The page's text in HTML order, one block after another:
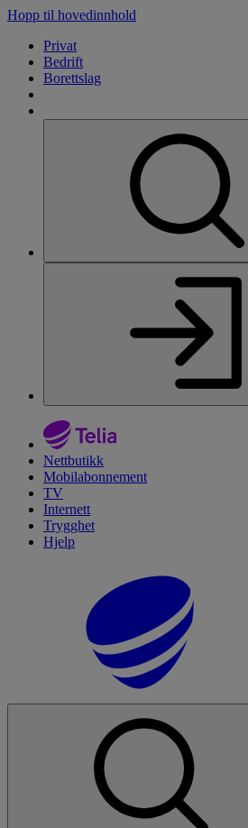
Hopp til hovedinnhold
Privat
Bedrift
Borettslag
Nettbutikk
Mobilabonnement
TV
Internett
Trygghet
Hjelp